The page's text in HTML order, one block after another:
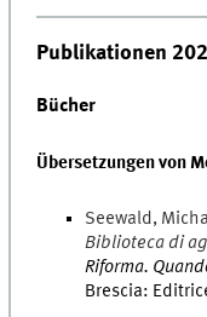
Publikationen
Bücher
Übersetzungen von
Seewald,
Biblioteca di
Riforma.
Brescia: